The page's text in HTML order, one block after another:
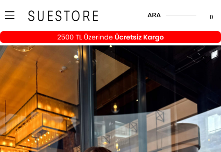
0
ARA